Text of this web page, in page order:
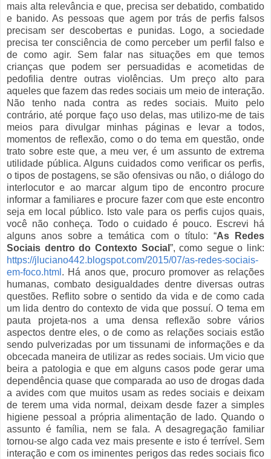
mais alta relevância e que, precisa ser debatido, combatido
e banido. As pessoas que agem por trás de perfis falsos
precisam ser descobertas e punidas. Logo, a sociedade
precisa ter consciência de como perceber um perfil falso e
de como agir. Sem falar nas situações em que temos
crianças que podem ser persuadidas e acometidas de
pedofilia dentre outras violências. Um preço alto para
aqueles que fazem das redes sociais um meio de interação.
Não tenho nada contra as redes sociais. Muito pelo
contrário, até porque faço uso delas, mas utilizo-me de tais
meios para divulgar minhas páginas e levar a todos,
momentos de reflexão, como o do tema em questão, onde
trato sobre este que, a meu ver, é um assunto de extrema
utilidade pública. Alguns cuidados como verificar os perfis,
o tipos de postagens, se são ofensivas ou não, o diálogo do
interlocutor e ao marcar algum tipo de encontro procure
informar a familiares e procure fazer com que este encontro
seja em local público. Isto vale para os perfis cujos quais,
você não conheça. Todo o cuidado é pouco. Escrevi há
alguns anos sobre a temática com o título: “As Redes
Sociais dentro do Contexto Social ”, como segue o link:
https://jluciano442.blogspot.com/2015/07/as-redes-sociais-
em-foco.html . Há anos que, procuro promover as relações
humanas, combato desigualdades dentre diversas outras
questões. Reflito sobre o sentido da vida e de como cada
um lida dentro do contexto de vida que possuí. O tema em
pauta projeta-nos a uma densa reflexão sobre vários
aspectos dentre eles, o de como as relações sociais estão
sendo pulverizadas por um tissunami de informações e da
obcecada maneira de utilizar as redes sociais. Um vicio que
beira a patologia e que em alguns casos pode gerar uma
dependência quase que comparada ao uso de drogas dada
a avides com que muitos usam as redes sociais e deixam
de terem uma vida normal, deixam desde fazer a simples
higiene pessoal a própria alimentação de lado. Quando o
assunto é família, nem se fala. A desagregação familiar
tornou-se algo cada vez mais presente e isto é terrível. Sem
interação e com os iminentes perigos das redes sociais fico